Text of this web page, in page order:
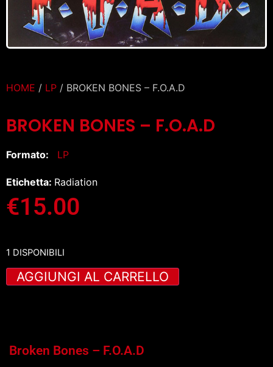
HOME / LP / BROKEN BONES – F.O.A.D
BROKEN BONES – F.O.A.D
Formato: LP
Etichetta: Radiation
€15.00
1 DISPONIBILI
AGGIUNGI AL CARRELLO
Broken Bones – F.O.A.D